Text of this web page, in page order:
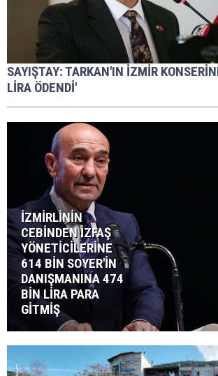
SAYIŞTAY: TARKAN'IN İZMİR
LİRA ÖDENDİ'
İZMİRLİNİN
CEBİNDEN İZFAŞ
YÖNETİCİLERİNE
614 BİN SOYER'İN
DANIŞMANINA 474
BİN LİRA PARA
GİTMİŞ